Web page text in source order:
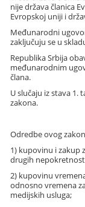
nije država članica
Evropskoj uniji i
Međunarodni
zaključuju se u
Republika Srbija
međunarodnim
člana.
U slučaju iz stava 1.
zakona.
Odredbe ovog
1) kupovinu i zakup
drugih
2) kupovinu
odnosno vremena
medijskih usluga;